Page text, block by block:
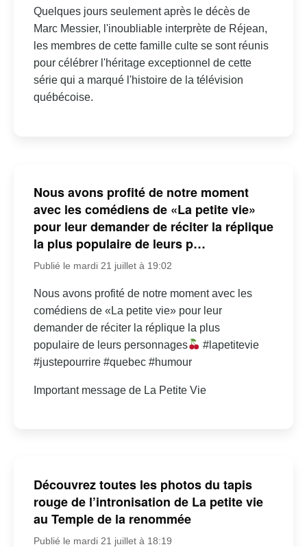
Quelques jours seulement après le décès de
Marc Messier, l'inoubliable interprète de Réjean,
les membres de cette famille culte se sont réunis
pour célébrer l'héritage exceptionnel de cette
série qui a marqué l'histoire de la télévision
québécoise.
Nous avons profité de notre moment
avec les comédiens de «La petite vie»
pour leur demander de réciter la réplique
la plus populaire de leurs p…
Publié le mardi 21 juillet à 19:02
Nous avons profité de notre moment avec les
comédiens de «La petite vie» pour leur
demander de réciter la réplique la plus
populaire de leurs personnages
#lapetitevie
#justepourrire #quebec #humour
Important message de La Petite Vie
Découvrez toutes les photos du tapis
rouge de l’intronisation de La petite vie
au Temple de la renommée
Publié le mardi 21 juillet à 18:19